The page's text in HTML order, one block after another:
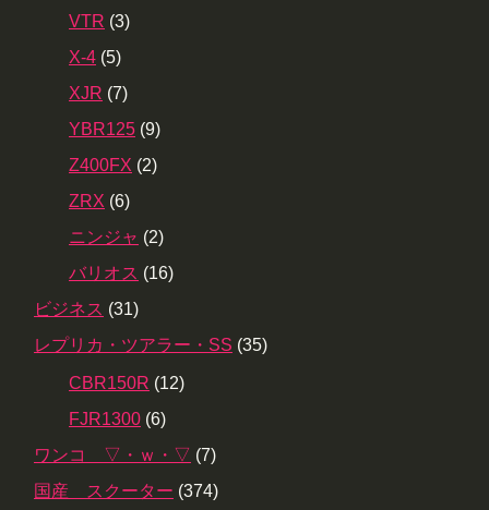
VTR (3)
X-4 (5)
XJR (7)
YBR125 (9)
Z400FX (2)
ZRX (6)
ニンジャ (2)
バリオス (16)
ビジネス (31)
レプリカ・ツアラー・SS (35)
CBR150R (12)
FJR1300 (6)
ワンコ ▽・ｗ・▽ (7)
国産 スクーター (374)